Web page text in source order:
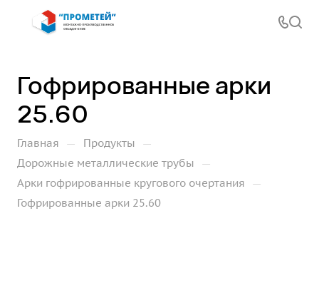
Гофрированные арки
25.60
Главная — Продукты —
Дорожные металлические трубы —
Арки гофрированные кругового очертания —
Гофрированные арки 25.60